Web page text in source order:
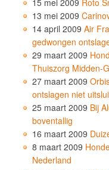
13 mei 2009
14 april 2009 Air
gedwongen
29 maart 2009
Thuiszorg Midden-
27 maart 2009
ontslagen niet
25 maart 2009 Bij
boventallig
16 maart 2009
8 maart 2009
Nederland